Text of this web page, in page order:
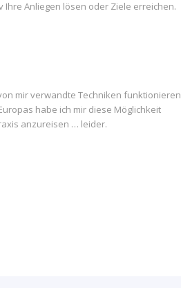
Anliegen lösen oder Ziele erreichen.
mir verwandte Techniken funktionieren
habe ich mir diese Möglichkeit
anzureisen … leider.